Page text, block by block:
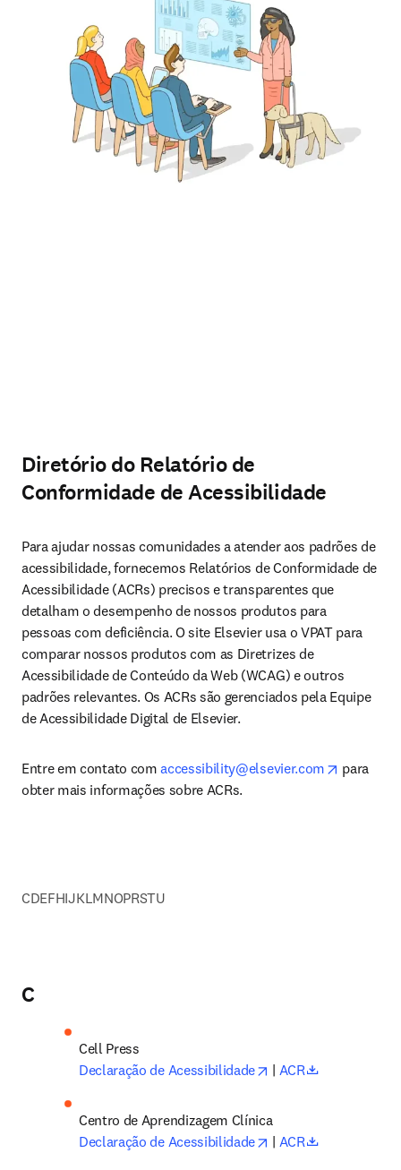
Diretório do Relatório de
Conformidade de Acessibilidade
Para ajudar nossas comunidades a atender aos padrões de
acessibilidade, fornecemos Relatórios de Conformidade de
Acessibilidade (ACRs) precisos e transparentes que
detalham o desempenho de nossos produtos para
pessoas com deficiência. O site Elsevier usa o VPAT para
comparar nossos produtos com as Diretrizes de
Acessibilidade de Conteúdo da Web (WCAG) e outros
padrões relevantes. Os ACRs são gerenciados pela Equipe
de Acessibilidade Digital de Elsevier.
Entre em contato com accessibility@elsevier.com opens in
para
obter mais informações sobre ACRs.
CDEFHIJKLMNOPRSTU
C
Declaração de Acessibilidade
opens in new tab/
| ACR opens in
Centro de Aprendizagem Clínica
Declaração de Acessibilidade
opens in new tab/
| ACR opens in